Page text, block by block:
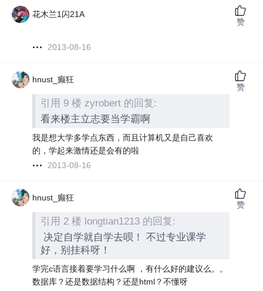
花木兰1闪21A
2013-08-16
赞
hnust_癫狂
引用 9 楼 zyrobert 的回复:
看来楼主立志要当学霸啊
我是想大学多学点东西，而且计算机又是自己喜欢
的，学起来激情还是会有的啦
2013-08-16
赞
hnust_癫狂
引用 2 楼 longtian1213 的回复:
决定自学就自学去呗！ 不过专业课学
好，别挂科呀！
学完c语言接着要学习什么啊 ，有什么好的建议么。。
数据库？还是数据结构？还是html？不懂呀
赞